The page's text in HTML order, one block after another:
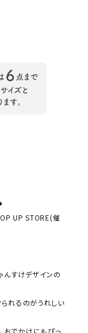
UP STORE(催
んすけデザインの
れるのがうれしい